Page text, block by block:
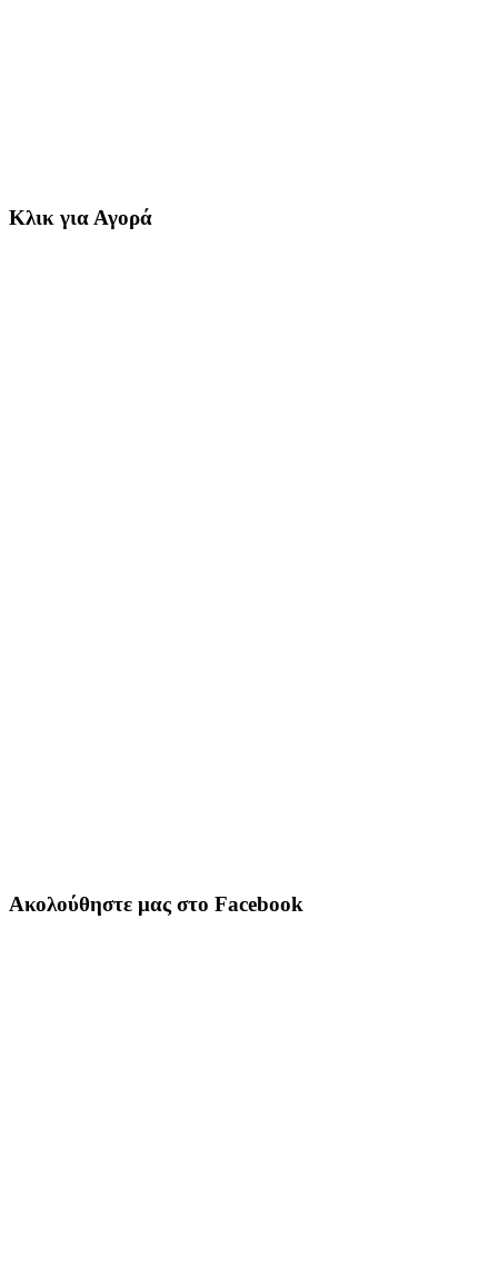
Κλικ για Αγορά
Ακολούθηστε μας στο Facebook